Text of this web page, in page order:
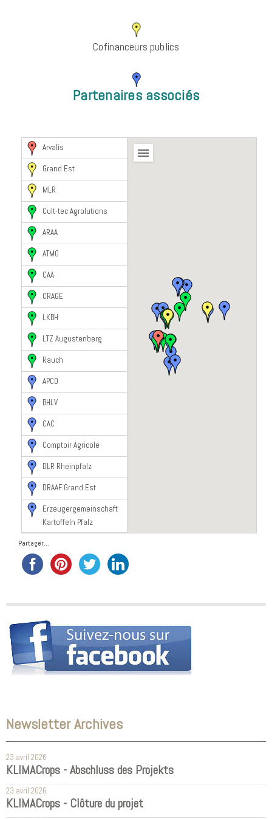
Cofinanceurs publics
Partenaires associés
Arvalis
Grand Est
MLR
Cult-tec Agrolutions
ARAA
ATMO
CAA
CRAGE
LKBH
LTZ Augustenberg
Rauch
APCO
BHLV
CAC
Comptoir Agricole
DLR Rheinpfalz
DRAAF Grand Est
Erzeugergemeinschaft
Kartoffeln Pfalz
FiBL
IMIR
ITADA
KUHN
LEL
LUFA Speyer
UHA
Uni-Hohenheim
Partager...
Newsletter Archives
23 avril 2026
KLIMACrops - Abschluss des Projekts
23 avril 2026
KLIMACrops - Clôture du projet